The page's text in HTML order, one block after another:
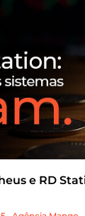
e RD